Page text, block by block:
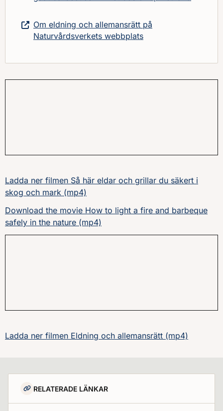
Om eldning och allemansrätt på
Naturvårdsverkets webbplats
Ladda ner filmen Så här eldar och grillar du säkert i
skog och mark (mp4)
Download the movie How to light a fire and barbeque
safely in the nature (mp4)
Ladda ner filmen Eldning och allemansrätt (mp4)
RELATERADE LÄNKAR